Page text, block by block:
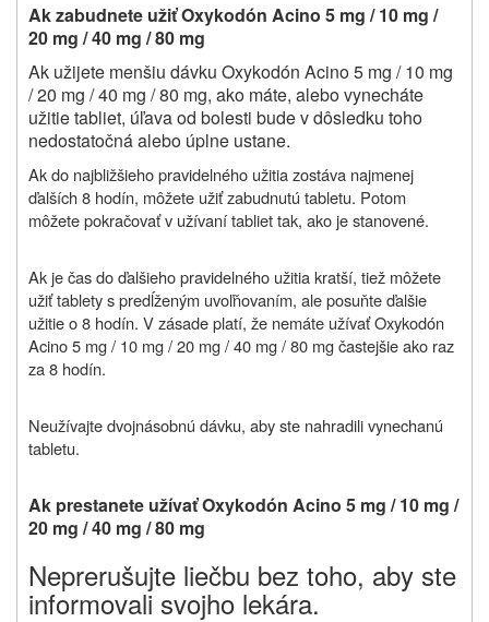
Ak zabudnete užiť Oxykodón Acino 5 mg / 10 mg /
20 mg / 40 mg / 80 mg
Ak užijete menšiu dávku Oxykodón Acino 5 mg / 10 mg
/ 20 mg / 40 mg / 80 mg, ako máte, alebo vynecháte
užitie tabliet, úľava od bolesti bude v dôsledku toho
nedostatočná alebo úplne ustane.
Ak do najbližšieho pravidelného užitia zostáva najmenej
ďalších 8 hodín, môžete užiť zabudnutú tabletu. Potom
môžete pokračovať v užívaní tabliet tak, ako je stanovené.
Ak je čas do ďalšieho pravidelného užitia kratší, tiež môžete
užiť tablety s predĺženým uvoľňovaním, ale posuňte ďalšie
užitie o 8 hodín. V zásade platí, že nemáte užívaťOxykodón
Acino 5 mg / 10 mg / 20 mg / 40 mg / 80 mg častejšie ako raz
za 8 hodín.
Neužívajte dvojnásobnú dávku, aby ste nahradili vynechanú
tabletu.
Ak prestanete užívať Oxykodón Acino 5 mg / 10 mg /
20 mg / 40 mg / 80 mg
Neprerušujte liečbu bez toho, aby ste
informovali svojho lekára.